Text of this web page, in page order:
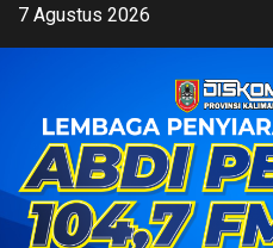
Skip7 Agustus 2026